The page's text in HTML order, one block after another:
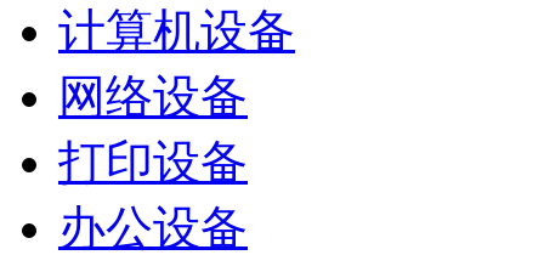
计算机设备
网络设备
打印设备
办公设备